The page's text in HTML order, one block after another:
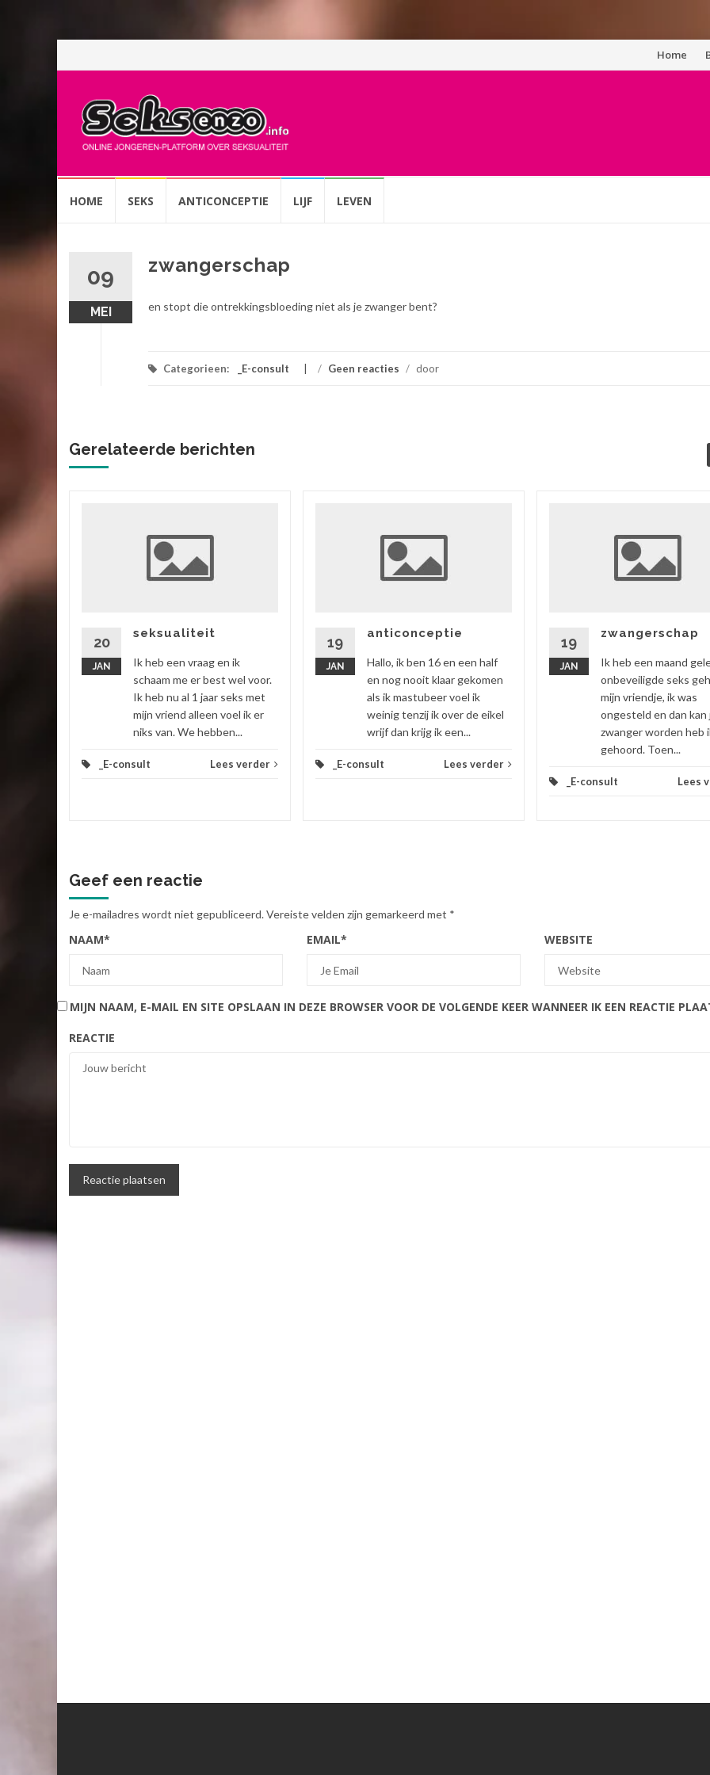
Spring
Home
naarHOME SEKS ANTICONCEPTIE LIJF LEVEN
09
MEI
zwangerschap
en stopt die ontrekkingsbloeding niet als je zwanger bent?
Categorieen: _E-consult / Geen reacties / door
Gerelateerde berichten
20
JAN
seksualiteit
Ik heb een vraag en ik
schaam me er best wel voor.
Ik heb nu al 1 jaar seks met
mijn vriend alleen voel ik er
niks van. We hebben...
_E-consult Lees verder
19
JAN
anticonceptie
Hallo, ik ben 16 en een half
en nog nooit klaar gekomen
als ik mastubeer voel ik
weinig tenzij ik over de eikel
wrijf dan krijg ik een...
_E-consult Lees verder
19
JAN
zwangerschap
Ik heb een maand
onbeveiligde seks
mijn vriendje, ik was
ongesteld en dan kan
zwanger worden heb
gehoord. Toen...
_E-consult Lees
Geef een reactie
Je e-mailadres wordt niet gepubliceerd.Vereiste velden zijn gemarkeerd met *
NAAM* EMAIL* WEBSITE
MIJN NAAM, E-MAIL EN SITE OPSLAAN IN DEZE BROWSER VOOR DE VOLGENDE KEER WANNEER IK EEN REACTIE
REACTIE